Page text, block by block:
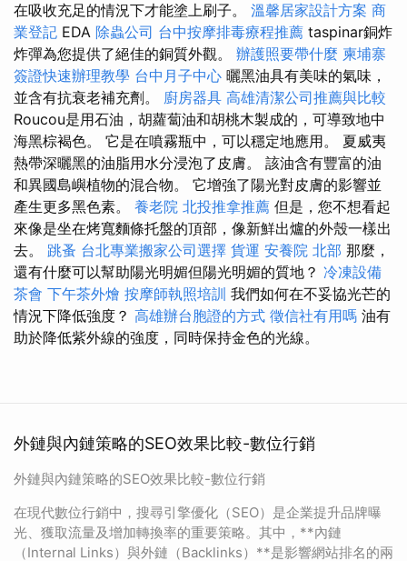
在吸收充足的情況下才能塗上刷子。 溫馨居家設計方案 商
業登記 EDA 除蟲公司 台中按摩排毒療程推薦 taspinar銅炸
炸彈為您提供了絕佳的銅質外觀。 辦護照要帶什麼 柬埔寨
簽證快速辦理教學 台中月子中心 曬黑油具有美味的氣味，
並含有抗衰老補充劑。 廚房器具 高雄清潔公司推薦與比較
Roucou是用石油，胡蘿蔔油和胡桃木製成的，可導致地中
海黑棕褐色。 它是在噴霧瓶中，可以穩定地應用。 夏威夷
熱帶深曬黑的油脂用水分浸泡了皮膚。 該油含有豐富的油
和異國島嶼植物的混合物。 它增強了陽光對皮膚的影響並
產生更多黑色素。 養老院 北投推拿推薦 但是，您不想看起
來像是坐在烤寬麵條托盤的頂部，像新鮮出爐的外殼一樣出
去。 跳蚤 台北專業搬家公司選擇 貨運 安養院 北部 那麼，
還有什麼可以幫助陽光明媚但陽光明媚的質地？ 冷凍設備
茶會 下午茶外燴 按摩師執照培訓 我們如何在不妥協光芒的
情況下降低強度？ 高雄辦台胞證的方式 徵信社有用嗎 油有
助於降低紫外線的強度，同時保持金色的光線。
外鏈與內鏈策略的SEO效果比較-數位行銷
外鏈與內鏈策略的SEO效果比較-數位行銷
在現代數位行銷中，搜尋引擎優化（SEO）是企業提升品牌曝
光、獲取流量及增加轉換率的重要策略。其中，**內鏈
（Internal Links）與外鏈（Backlinks）**是影響網站排名的兩